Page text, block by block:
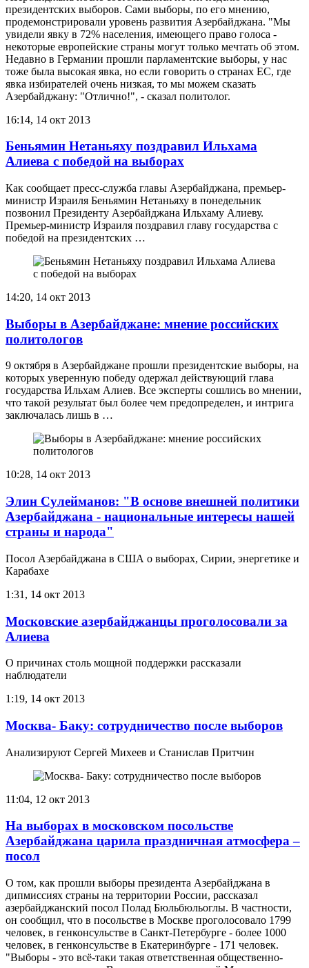
президентских выборов. Сами выборы, по его мнению,
продемонстрировали уровень развития Азербайджана. "Мы
увидели явку в 72% населения, имеющего право голоса -
некоторые европейские страны могут только мечтать об этом.
Недавно в Германии прошли парламентские выборы, у нас
тоже была высокая явка, но если говорить о странах ЕС, где
явка избирателей очень низкая, то мы можем сказать
Азербайджану: "Отлично!", - сказал политолог.
16:14, 14 окт 2013
Беньямин Нетаньяху поздравил Ильхама
Алиева с победой на выборах
Как сообщает пресс-служба главы Азербайджана, премьер-
министр Израиля Беньямин Нетаньяху в понедельник
позвонил Президенту Азербайджана Ильхаму Алиеву.
Премьер-министр Израиля поздравил главу государства с
победой на президентских …
14:20, 14 окт 2013
Выборы в Азербайджане: мнение российских
политологов
9 октября в Азербайджане прошли президентские выборы, на
которых уверенную победу одержал действующий глава
государства Ильхам Алиев. Все эксперты сошлись во мнении,
что такой результат был более чем предопределен, и интрига
заключалась лишь в …
10:28, 14 окт 2013
Элин Сулейманов: "В основе внешней политики
Азербайджана - национальные интересы нашей
страны и народа"
Посол Азербайджана в США о выборах, Сирии, энергетике и
Карабахе
1:31, 14 окт 2013
Московские азербайджанцы проголосовали за
Алиева
О причинах столь мощной поддержки рассказали
наблюдатели
1:19, 14 окт 2013
Москва- Баку: сотрудничество после выборов
Анализируют Сергей Михеев и Станислав Притчин
11:04, 12 окт 2013
На выборах в московском посольстве
Азербайджана царила праздничная атмосфера –
посол
О том, как прошли выборы президента Азербайджана в
дипмиссиях страны на территории России, рассказал
азербайджанский посол Полад Бюльбюльоглы. В частности,
он сообщил, что в посольстве в Москве проголосовало 1799
человек, в генконсульстве в Санкт-Петербурге - более 1000
человек, в генконсульстве в Екатеринбурге - 171 человек.
"Выборы - это всё-таки такая ответственная общественно-